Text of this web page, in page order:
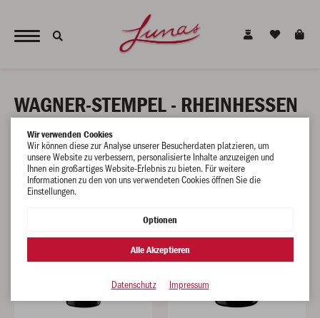
WAGNER-STEMPEL - RHEINHESSEN
Wir verwenden Cookies
Wir können diese zur Analyse unserer Besucherdaten platzieren, um
unsere Website zu verbessern, personalisierte Inhalte anzuzeigen und
Ihnen ein großartiges Website-Erlebnis zu bieten. Für weitere
Informationen zu den von uns verwendeten Cookies öffnen Sie die
Einstellungen.
Optionen
Alle Akzeptieren
Datenschutz Impressum